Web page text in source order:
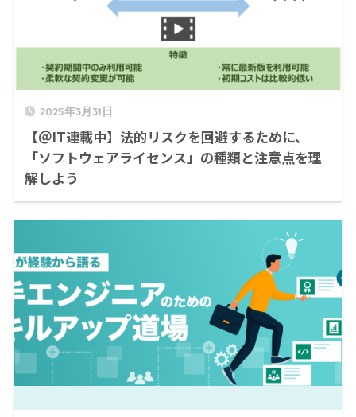
2025年3月31日
【＠IT連載中】法的リスクを回避するために、
「ソフトウェアライセンス」の種類と注意点を理
解しよう